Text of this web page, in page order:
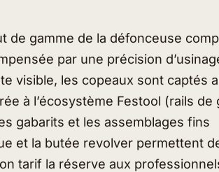
de gamme de la défonceuse
par une précision
visible, les copeaux sont captés
à l’écosystème Festool (rails de
gabarits et les assemblages fins
et la butée revolver permettent
tarif la réserve aux